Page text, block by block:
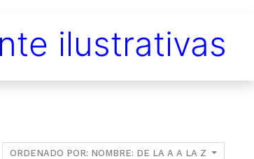
ilustrativas
ORDENADO POR: NOMBRE: DE LA A A LA Z